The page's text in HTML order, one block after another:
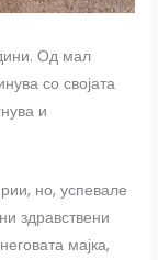
Од мал
со својата
и
но, успевале
здравствени
мајка,